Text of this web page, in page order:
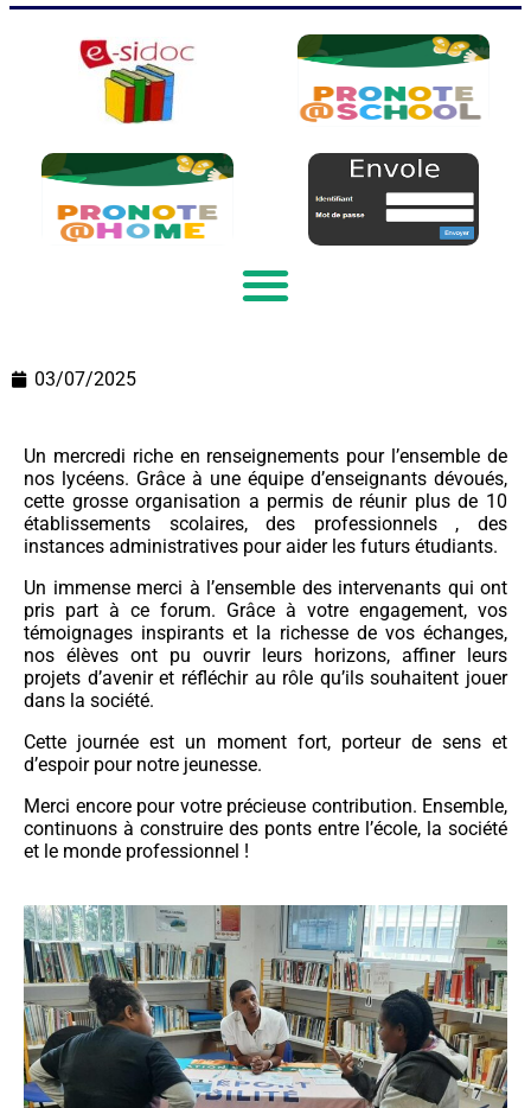
03/07/2025
Un mercredi riche en renseignements pour l’ensemble de
nos lycéens. Grâce à une équipe d’enseignants dévoués,
cette grosse organisation a permis de réunir plus de 10
établissements scolaires, des professionnels , des
instances administratives pour aider les futurs étudiants.
Un immense merci à l’ensemble des intervenants qui ont
pris part à ce forum. Grâce à votre engagement, vos
témoignages inspirants et la richesse de vos échanges,
nos élèves ont pu ouvrir leurs horizons, affiner leurs
projets d’avenir et réfléchir au rôle qu’ils souhaitent jouer
dans la société.
Cette journée est un moment fort, porteur de sens et
d’espoir pour notre jeunesse.
Merci encore pour votre précieuse contribution. Ensemble,
continuons à construire des ponts entre l’école, la société
et le monde professionnel !